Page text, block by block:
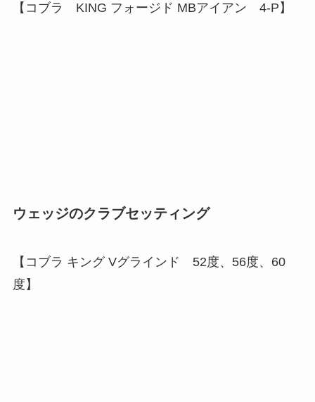
【コブラ KING フォージド MBアイアン 4-P 】
ウェッジのクラブセッティング
【 コブラ キング Vグラインド 52度、56度、60
度 】